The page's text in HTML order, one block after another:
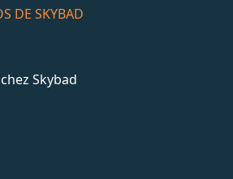
DE SKYBAD
Skybad